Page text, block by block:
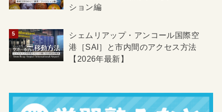
ション編
シェムリアップ・アンコール国際空
港［SAI］と市内間のアクセス方法
【2026年最新】